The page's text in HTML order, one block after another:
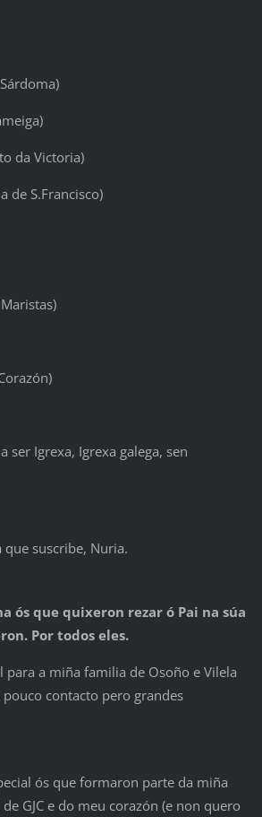
da Victoria)
de S.Francisco)
ser Igrexa, Igrexa galega, sen
que suscribe, Nuria.
ós que quixeron rezar ó Pai na súa
Por todos eles.
para a miña familia de Osoño e Vilela
contacto pero grandes
ós que formaron parte da miña
GJC e do meu corazón (e non quero